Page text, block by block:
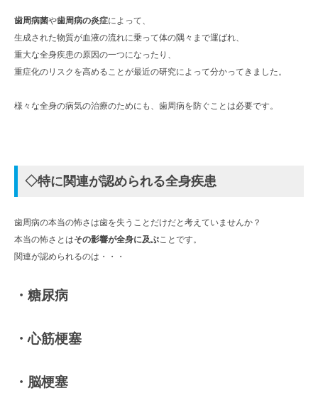
歯周病菌や歯周病の炎症によって、
生成された物質が血液の流れに乗って体の隅々まで運ばれ、
重大な全身疾患の原因の一つになったり、
重症化のリスクを高めることが最近の研究によって分かってきました。
様々な全身の病気の治療のためにも、歯周病を防ぐことは必要です。
◇特に関連が認められる全身疾患
歯周病の本当の怖さは歯を失うことだけだと考えていませんか？
本当の怖さとはその影響が全身に及ぶ ことです。
関連が認められるのは・・・
・糖尿病
・心筋梗塞
・脳梗塞